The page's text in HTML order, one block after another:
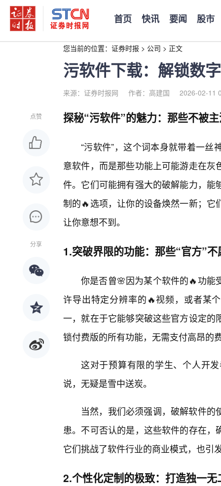
首页 快讯 要闻 股市
您当前的位置： 证券时报 > 公司 > 正文
污软件下载：解锁数
来源：证券时报网 作者：高建国 2026-02-11
点赞
分享
探秘“污软件”的魅力：那些不被
“污软件”，这个词本身就带着一
意软件，而是那些功能上可能游走在
件。它们可能拥有强大的破解能力，
制的🔥选项，让你的设备焕然一新；
让你意想不到。
1.突破界限的功能：那些“官方”
你是否曾🌸因为某个软件的🔥功能
许导出特定分辨率的🔥视频，或者某
一，就在于它能够突破这些官方设定
锁付费版的所有功能，无需支付高昂的
这对于预算有限的学生、个人开
说，无疑是雪中送炭。
当然，我们必须强调，破解软件
患。不可否认的是，这些软件的存在
它们挑战了软件行业的商业模式，也引
2.个性化定制的极致：打造独一